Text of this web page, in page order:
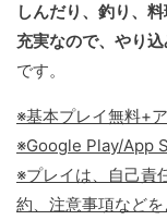
しんだり、釣り、
充実なので、やり
です。
※基本プレイ無料+
※Google Play/App
※プレイは、自己責
約、注意事項など